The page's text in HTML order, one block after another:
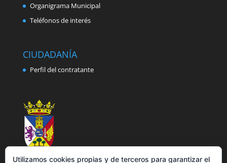
Organigrama Municipal
Teléfonos de interés
CIUDADANÍA
Perfil del contratante
Utilizamos cookies propias y de terceros para garantizar el